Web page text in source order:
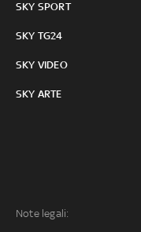
SKY SPORT
SKY TG24
SKY VIDEO
SKY ARTE
Note legali: